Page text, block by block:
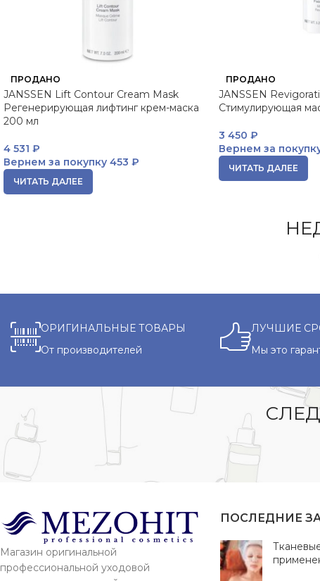
ПРОДАНО
JANSSEN Lift Contour Cream Mask
Регенерирующая лифтинг крем-маска
200 мл
4 531 ₽
Вернем за покупку 453 ₽
ЧИТАТЬ ДАЛЕЕ
ПРОДАНО
JANSSEN
Стимулирующая
3 450 ₽
Вернем за
ЧИТАТЬ ДАЛЕЕ
ОРИГИНАЛЬНЫЕ ТОВАРЫ
От производителей
ЛУЧШИЕ
Мы это
Магазин оригинальной
профессиональной уходовой
ПОСЛЕДНИЕ